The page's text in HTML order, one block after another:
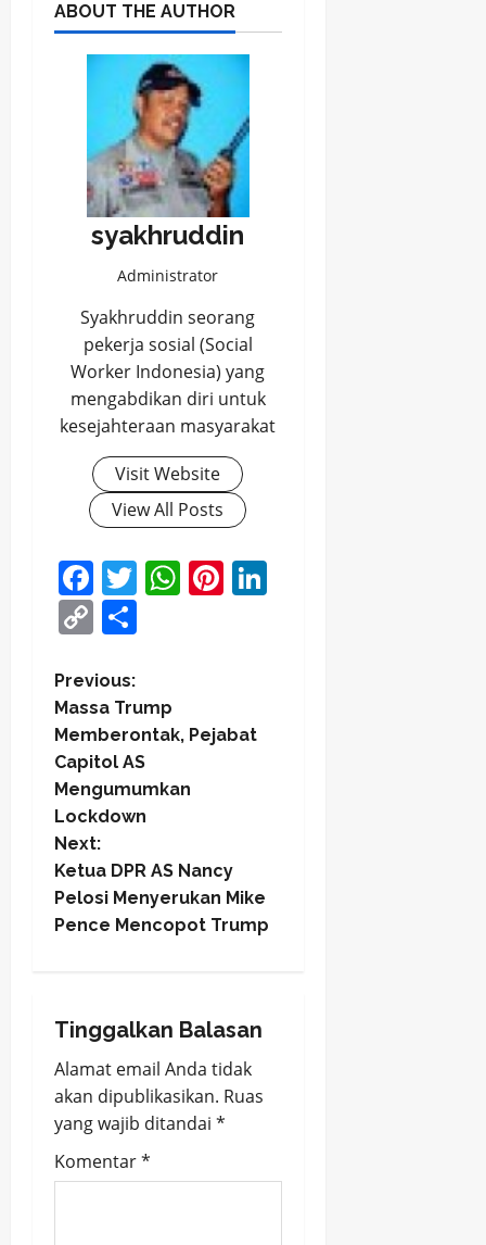
ABOUT THE AUTHOR
syakhruddin
Administrator
Syakhruddin seorang
pekerja sosial (Social
Worker Indonesia) yang
mengabdikan diri untuk
kesejahteraan masyarakat
Visit Website
View All Posts
Facebook
Twitter
WhatsApp
Pinterest
Copy
P
o
s
t
n
a
g
a
t
i
Previous:
Massa Trump
Memberontak, Pejabat
Capitol AS
Mengumumkan
Lockdown
Next:
Ketua DPR AS Nancy
Pelosi Menyerukan Mike
Pence Mencopot Trump
Tinggalkan Balasan
Alamat email Anda tidak
akan dipublikasikan. Ruas
yang wajib ditandai *
Komentar*